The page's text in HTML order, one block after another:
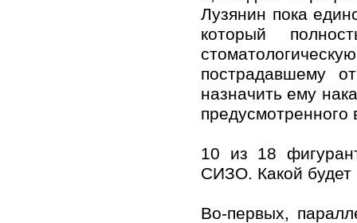
Лузянин пока
который
пострадавшему
назначить ему
10 из 18
СИЗО. Какой
Во-первых,